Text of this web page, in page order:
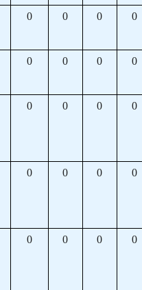
0 0 0 0
0 0 0 0
0 0 0 0
0 0 0 0
0 0 0 0